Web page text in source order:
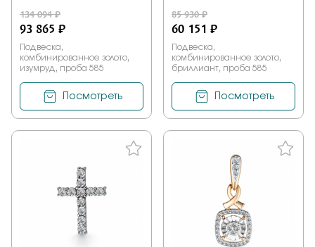
134 094 ₽
93 865 ₽
Подвеска,
комбинированное золото,
изумруд, проба 585
Посмотреть
85 930 ₽
60 151 ₽
Подвеска,
комбинированное золото,
бриллиант, проба 585
Посмотреть